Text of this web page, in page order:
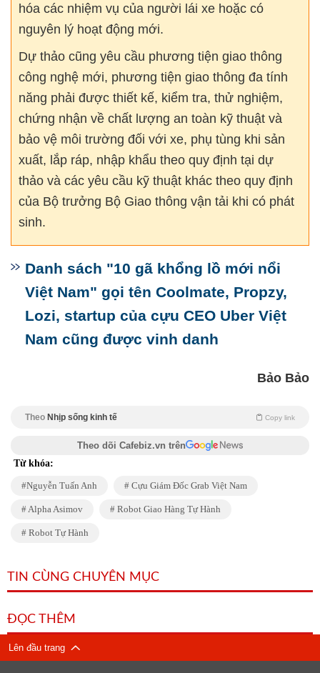
hóa các nhiệm vụ của người lái xe hoặc có
nguyên lý hoạt động mới.
Dự thảo cũng yêu cầu phương tiện giao thông
công nghệ mới, phương tiện giao thông đa tính
năng phải được thiết kế, kiểm tra, thử nghiệm,
chứng nhận về chất lượng an toàn kỹ thuật và
bảo vệ môi trường đối với xe, phụ tùng khi sản
xuất, lắp ráp, nhập khẩu theo quy định tại dự
thảo và các yêu cầu kỹ thuật khác theo quy định
của Bộ trưởng Bộ Giao thông vận tải khi có phát
sinh.
Danh sách "10 gã khổng lồ mới nổi
Việt Nam" gọi tên Coolmate, Propzy,
Lozi, startup của cựu CEO Uber Việt
Nam cũng được vinh danh
Bảo Bảo
Theo Nhịp sống kinh tế Copy link
Theo dõi Cafebiz.vn trên
Từ khóa:
Nguyễn Tuấn Anh Cựu Giám Đốc Grab Việt Nam
Alpha Asimov Robot Giao Hàng Tự Hành
Robot Tự Hành
TIN CÙNG CHUYÊN MỤC
ĐỌC THÊM
Lên đầu trang